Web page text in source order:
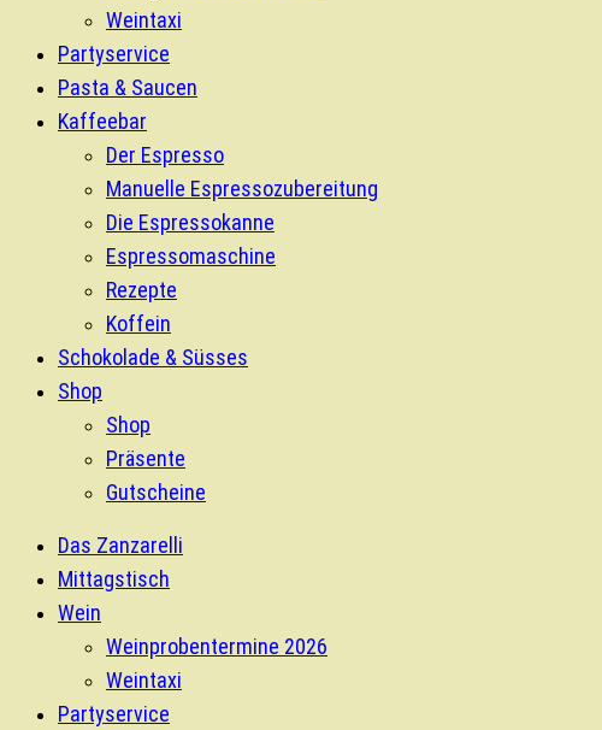
Weintaxi
Partyservice
Pasta & Saucen
Kaffeebar
Der Espresso
Manuelle Espressozubereitung
Die Espressokanne
Espressomaschine
Rezepte
Koffein
Schokolade & Süsses
Shop
Shop
Präsente
Gutscheine
Das Zanzarelli
Mittagstisch
Wein
Weinprobentermine 2026
Weintaxi
Partyservice